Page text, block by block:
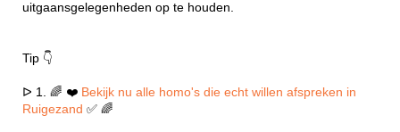
uitgaansgelegenheden op te houden.
Tip 👇
ᐅ 1. 🌈 ❤️ Bekijk nu alle homo's die echt willen afspreken in
Ruigezand ✅ 🌈